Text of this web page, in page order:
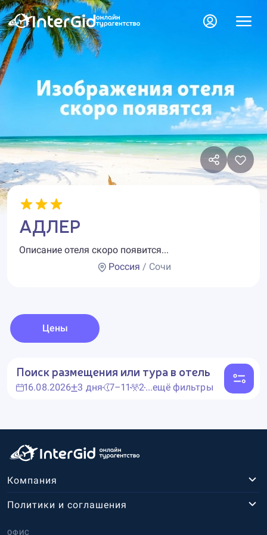
АДЛЕР
Описание отеля скоро появится...
Россия / Сочи
Цены
Поиск размещения или тура в отель
16.08.2026 3 дня 7–11 2...ещё фильтры
Компания
ОФИС
Политики и соглашения